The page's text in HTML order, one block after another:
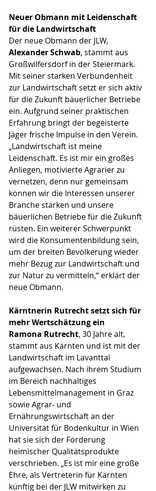
Neuer Obmann mit Leidenschaft
für die Landwirtschaft
Der neue Obmann der JLW,
Alexander Schwab, stammt aus
Großwilfersdorf in der Steiermark.
Mit seiner starken Verbundenheit
zur Landwirtschaft setzt er sich aktiv
für die Zukunft bäuerlicher Betriebe
ein. Aufgrund seiner praktischen
Erfahrung bringt der begeisterte
Jäger frische Impulse in den Verein.
„Landwirtschaft ist meine
Leidenschaft. Es ist mir ein großes
Anliegen, motivierte Agrarier zu
vernetzen, denn nur gemeinsam
können wir die Interessen unserer
Branche stärken und unsere
bäuerlichen Betriebe für die Zukunft
rüsten. Ein weiterer Schwerpunkt
wird die Konsumentenbildung sein,
um der breiten Bevölkerung wieder
mehr Bezug zur Landwirtschaft und
zur Natur zu vermitteln,“ erklärt der
neue Obmann.
Kärntnerin Rutrecht setzt sich für
mehr Wertschätzung ein
Ramona Rutrecht, 30 Jahre alt,
stammt aus Kärnten und ist mit der
Landwirtschaft im Lavanttal
aufgewachsen. Nach ihrem Studium
im Bereich nachhaltiges
Lebensmittelmanagement in Graz
sowie Agrar- und
Ernährungswirtschaft an der
Universität für Bodenkultur in Wien
hat sie sich der Förderung
heimischer Qualitätsprodukte
verschrieben. „Es ist mir eine große
Ehre, als Vertreterin für Kärnten
künftig bei der JLW mitwirken zu